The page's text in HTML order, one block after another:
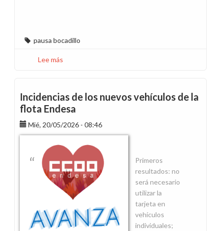
pausa bocadillo
Lee más
ante
el
Supremo
la
pausa
desayuno
Incidencias de los nuevos vehículos de la
flota Endesa
Mié, 20/05/2026 - 08:46
Primeros
resultados: no
será necesario
utilizar la
tarjeta en
vehículos
individuales;